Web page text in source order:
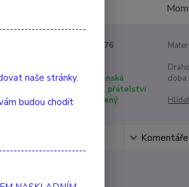
90076
Význam: spojení, ženská
moudrost, přátelství
doba
dokončení: postříbřený
Komentáře
naše stránky.
budou chodit